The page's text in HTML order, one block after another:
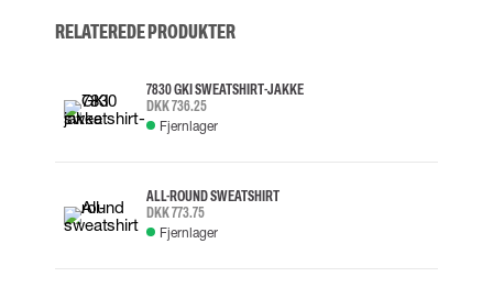
RELATEREDE PRODUKTER
7830 GKI SWEATSHIRT-JAKKE
DKK 736.25
Fjernlager
ALL-ROUND SWEATSHIRT
DKK 773.75
Fjernlager